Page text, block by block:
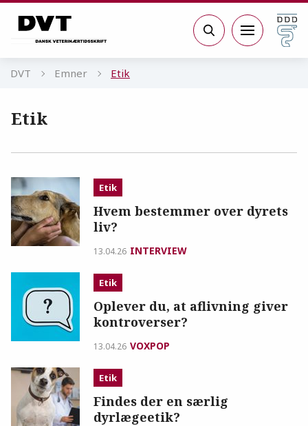
Søg
DVT Emner Etik
Etik
Etik
Hvem bestemmer over dyrets
liv?
13.04.26 INTERVIEW
Etik
Oplever du, at aflivning giver
kontroverser?
13.04.26 VOXPOP
Etik
Findes der en særlig
dyrlægeetik?